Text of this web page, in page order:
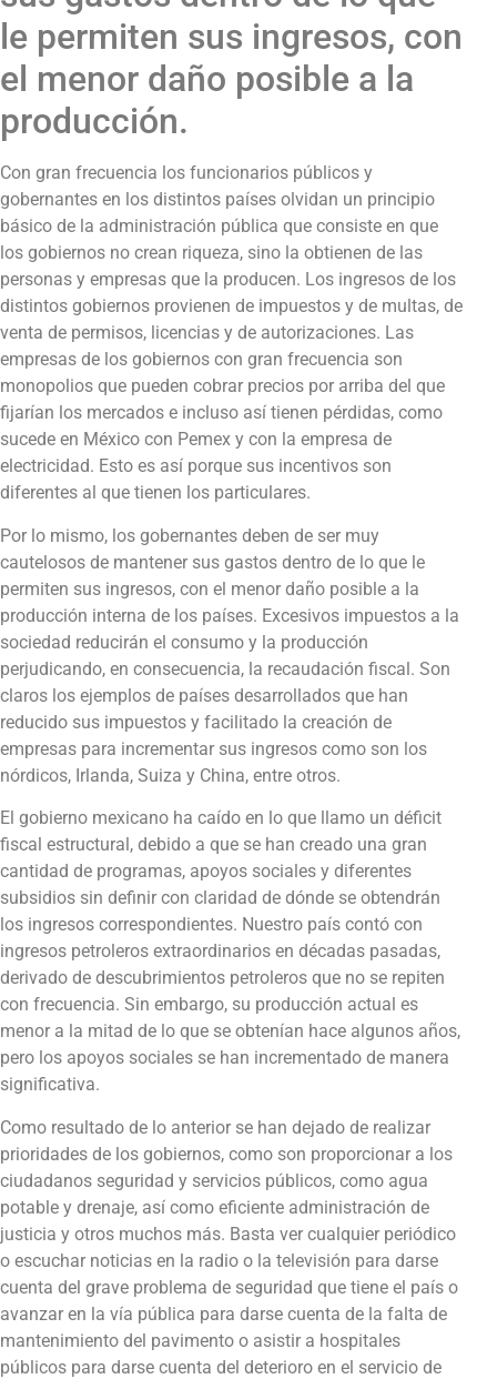
le permiten sus ingresos, con
el menor daño posible a la
producción.
Con gran frecuencia los funcionarios públicos y
gobernantes en los distintos países olvidan un principio
básico de la administración pública que consiste en que
los gobiernos no crean riqueza, sino la obtienen de las
personas y empresas que la producen. Los ingresos de los
distintos gobiernos provienen de impuestos y de multas, de
venta de permisos, licencias y de autorizaciones. Las
empresas de los gobiernos con gran frecuencia son
monopolios que pueden cobrar precios por arriba del que
fijarían los mercados e incluso así tienen pérdidas, como
sucede en México con Pemex y con la empresa de
electricidad. Esto es así porque sus incentivos son
diferentes al que tienen los particulares.
Por lo mismo, los gobernantes deben de ser muy
cautelosos de mantener sus gastos dentro de lo que le
permiten sus ingresos, con el menor daño posible a la
producción interna de los países. Excesivos impuestos a la
sociedad reducirán el consumo y la producción
perjudicando, en consecuencia, la recaudación fiscal. Son
claros los ejemplos de países desarrollados que han
reducido sus impuestos y facilitado la creación de
empresas para incrementar sus ingresos como son los
nórdicos, Irlanda, Suiza y China, entre otros.
El gobierno mexicano ha caído en lo que llamo un déficit
fiscal estructural, debido a que se han creado una gran
cantidad de programas, apoyos sociales y diferentes
subsidios sin definir con claridad de dónde se obtendrán
los ingresos correspondientes. Nuestro país contó con
ingresos petroleros extraordinarios en décadas pasadas,
derivado de descubrimientos petroleros que no se repiten
con frecuencia. Sin embargo, su producción actual es
menor a la mitad de lo que se obtenían hace algunos años,
pero los apoyos sociales se han incrementado de manera
significativa.
Como resultado de lo anterior se han dejado de realizar
prioridades de los gobiernos, como son proporcionar a los
ciudadanos seguridad y servicios públicos, como agua
potable y drenaje, así como eficiente administración de
justicia y otros muchos más. Basta ver cualquier periódico
o escuchar noticias en la radio o la televisión para darse
cuenta del grave problema de seguridad que tiene el país o
avanzar en la vía pública para darse cuenta de la falta de
mantenimiento del pavimento o asistir a hospitales
públicos para darse cuenta del deterioro en el servicio de